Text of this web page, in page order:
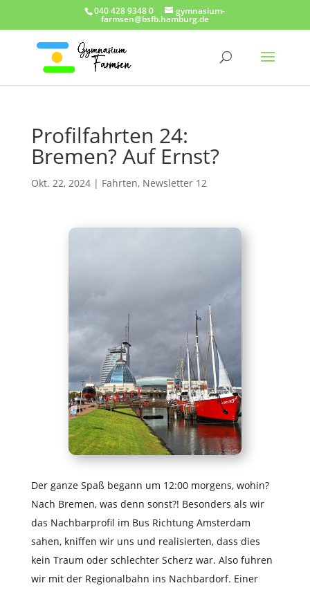
040 428 9348 0 gymnasium-
farmsen@bsfb.hamburg.de
Profilfahrten 24:
Bremen? Auf Ernst?
Okt. 22, 2024| Fahrten, Newsletter 12
Der ganze Spaß begann um 12:00 morgens, wohin?
Nach Bremen, was denn sonst?! Besonders als wir
das Nachbarprofil im Bus Richtung Amsterdam
sahen, kniffen wir uns und realisierten, dass dies
kein Traum oder schlechter Scherz war. Also fuhren
wir mit der Regionalbahn ins Nachbardorf. Einer